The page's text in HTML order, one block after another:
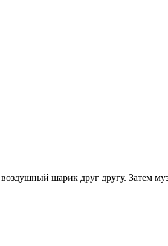
шарик друг другу. Затем